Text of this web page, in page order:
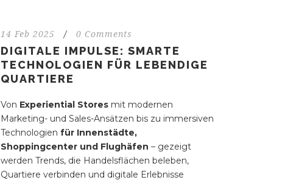
14 Feb 2025 / 0 Comments
DIGITALE IMPULSE: SMARTE
TECHNOLOGIEN FÜR LEBENDIGE
QUARTIERE
Von Experiential Storesmit modernen
Marketing- und Sales-Ansätzen bis zu immersiven
Technologien für Innenstädte,
Shoppingcenter und Flughäfen – gezeigt
werden Trends, die Handelsflächen beleben,
Quartiere verbinden und digitale Erlebnisse